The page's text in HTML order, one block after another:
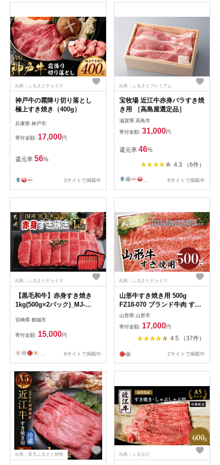
出典：ふるさとチョイス
神戸牛の霜降り切り落とし
極上すき焼き（400g）
兵庫県 神戸市
寄付金額: 17,000円
還元率 56%
3サイトで掲載中
出典：ふるさとプレミアム
宝牧場 近江牛赤身バラすき焼
き用 ［高島屋選定品］
滋賀県 高島市
寄付金額: 31,000円
還元率 46%
4.3 （6件）
6サイトで掲載中
出典：ふるさとチョイス
【黒毛和牛】赤身すき焼き
1kg(500g×2パック)_MJ-
赤身 ウデまたはモモ すき焼
き しゃぶしゃぶ 500g×2パッ
ク
宮崎県 都城市
寄付金額: 15,000円
8サイトで掲載中
出典：ふるさとチョイス
山形牛すき焼き用 500g
FZ18-070 ブランド牛肉 すき
焼き用牛肉 山形県 山形市
山形県 山形市
寄付金額: 17,000円
4.5 （37件）
2サイトで掲載中
出典：楽天ふるさと納税 出典：ふるなび